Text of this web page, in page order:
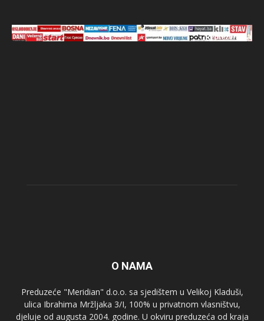
O NAMA
Preduzeće "Meridian" d.o.o. sa sjedištem u Velikoj Kladuši,
ulica Ibrahima Mržljaka 3/I, 100% u privatnom vlasništvu,
djeluje od augusta 2004. godine. U okviru preduzeća od kraja